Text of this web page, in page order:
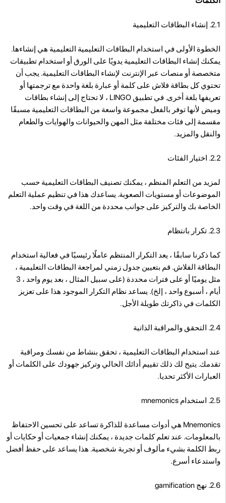
2.1. إنشاء البطاقات التعليمية
الخطوة الأولى في استخدام البطاقات التعليمية التعليمية هي إنشاءها.
يمكنك إنشاء البطاقات التعليمية يدويًا على الورق أو استخدام تطبيقات
متخصصة أو منصات عبر الإنترنت لإنشاء البطاقات التعليمية. يجب أن
تحتوي كل بطاقة فلاش على كلمة أو عبارة بلغة واحدة مع ترجمتها أو
تعريفها بلغة أخرى. في تطبيق LINGO ، لا تحتاج إلى إنشاء بطاقات
وميض لأنها توفر بالفعل مجموعة واسعة من البطاقات التعليمية مسبقًا
مقسمة إلى فئات مختلفة مثل المهن والحيوانات والهوايات والطعام
والنقل والمزيد.
2.2. اختيار الفئات
لمزيد من التعلم المنظم ، يمكنك تصنيف البطاقات التعليمية حسب
الموضوعات أو مستويات الصعوبة. يساعدك هذا في تنظيم عملية التعلم
الخاصة بك والتركيز على جوانب محددة من اللغة في وقت واحد.
2.3. تكرار بانتظام
كما ذكرنا سابقًا ، يعد التكرار المنتظم عاملًا رئيسيًا في فعالية استخدام
البطاقة الفلاش. قم بتعيين جدول زمني لمراجعة البطاقات التعليمية ،
مثل يوميًا أو على فترات محددة (على سبيل المثال ، بعد يوم واحد ، 3
أيام ، أسبوع واحد ، إلخ). يساعد نظام التكرار الموجود هذا على تعزيز
الكلمات في ذاكرتك طويلة الأجل.
2.4. التحقق والمراقبة الذاتية
عند استخدام البطاقات التعليمية ، تحقق بنشاط من نفسك ومراقبة
تقدمك. يتيح لك ذلك تقييم أدائك الحالي وتركيز جهودك على الكلمات أو
العبارات الأكثر تحديا.
2.5. استخدام mnemonics
Mnemonics هي أدوات مساعدة للذاكرة تساعد على تحسين الاحتفاظ
بالمعلومات. عند تعلم كلمات جديدة ، يمكنك إنشاء جمعيات أو حكايات أو
ربط الكلمة بشيء مألوف أو تجربة شخصية. هذا يساعد على حفظ أفضل
واستدعاء أسرع.
2.6. نهج gamification